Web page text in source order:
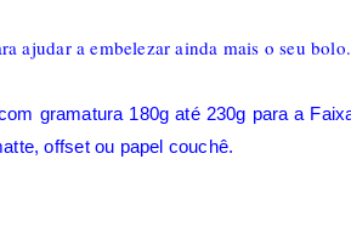
ajudar a embelezar ainda mais o seu bolo.
gramatura 180g até 230g para a
offset ou papel couchê.